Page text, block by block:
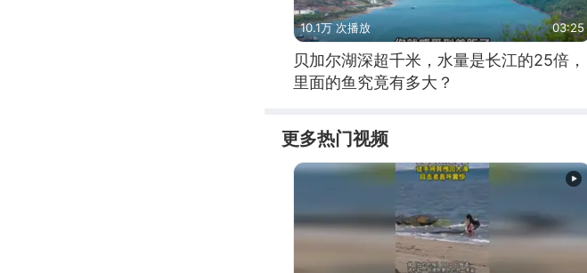
10.1万 次播放 03:25
贝加尔湖深超千米，水量是长江的25倍，
里面的鱼究竟有多大？
更多热门视频